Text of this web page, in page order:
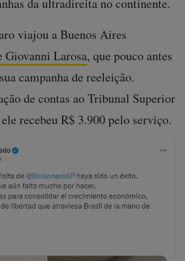
da ultradireita no continente.
viajou a Buenos Aires
Giovanni Larosa, que pouco antes
campanha de reeleição.
de contas ao Tribunal Superior
recebeu R$ 3.900 pelo serviço.